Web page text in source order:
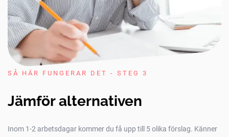
SÅ HÄR FUNGERAR DET - STEG 3
Jämför alternativen
Inom 1-2 arbetsdagar kommer du få upp till 5 olika förslag. Känner